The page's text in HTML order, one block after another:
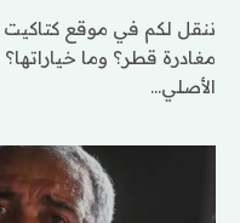
ننقل لكم في موقع
مغادرة قطر؟ وما
الأصلي…